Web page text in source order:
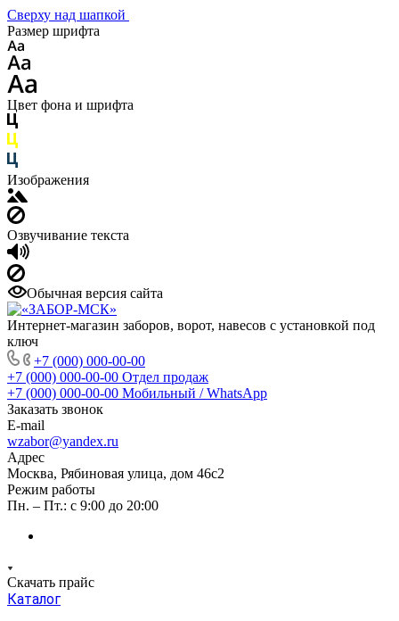
Сверху над шапкой
Размер шрифта
Цвет фона и шрифта
Изображения
Озвучивание текста
Обычная версия сайта
Интернет-магазин заборов, ворот, навесов с установкой под
ключ
+7 (000) 000-00-00
+7 (000) 000-00-00 Отдел продаж
+7 (000) 000-00-00 Мобильный / WhatsApp
Заказать звонок
E-mail
wzabor@yandex.ru
Адрес
Москва, Рябиновая улица, дом 46с2
Режим работы
Пн. – Пт.: с 9:00 до 20:00
Скачать прайс
Каталог